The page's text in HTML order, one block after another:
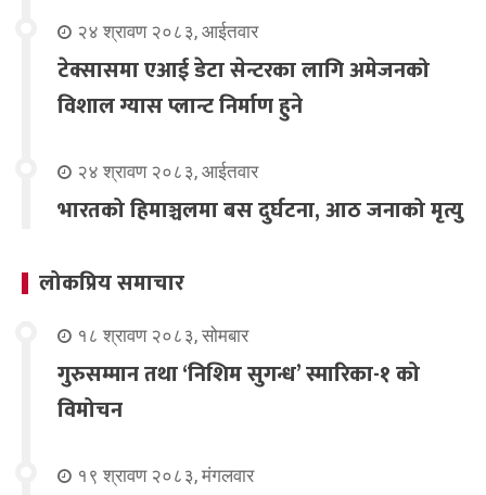
२४ श्रावण २०८३, आईतवार
टेक्सासमा एआई डेटा सेन्टरका लागि अमेजनको
विशाल ग्यास प्लान्ट निर्माण हुने
२४ श्रावण २०८३, आईतवार
भारतको हिमाञ्चलमा बस दुर्घटना, आठ जनाको मृत्यु
लोकप्रिय समाचार
१८ श्रावण २०८३, सोमबार
गुरुसम्मान तथा ‘निशिम सुगन्ध’ स्मारिका-१ को
विमोचन
१९ श्रावण २०८३, मंगलवार